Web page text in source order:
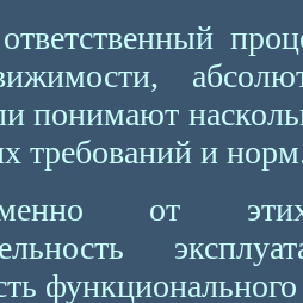
понимают
требований и
от этих